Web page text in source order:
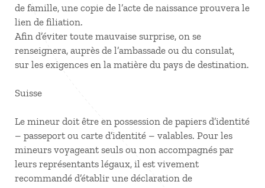
de famille, une copie de l’acte de naissance prouvera le
lien de filiation.
Afin d’éviter toute mauvaise surprise, on se
renseignera, auprès de l’ambassade ou du consulat,
sur les exigences en la matière du pays de destination.
Suisse
Le mineur doit être en possession de papiers d’identité
– passeport ou carte d’identité – valables. Pour les
mineurs voyageant seuls ou non accompagnés par
leurs représentants légaux, il est vivement
recommandé d’établir une déclaration de